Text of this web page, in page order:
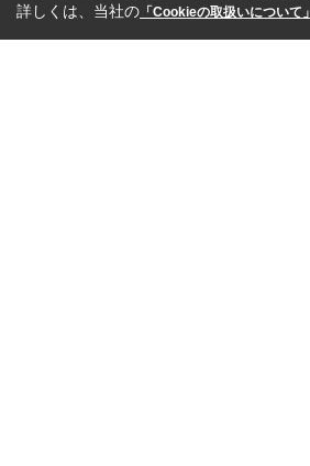
詳しくは、当社の 「Cookieの取扱いについて」